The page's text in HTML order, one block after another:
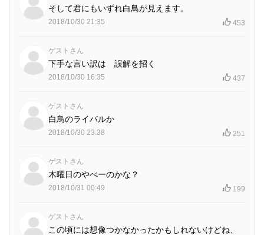
そして君にもいずれ白鳥が見えます。
2018/10/30 21:35 453
ゲストさん
下手な言い訳は 誤解を招く
2018/10/30 16:35 437
ゲストさん
白鳥のライバルか
2018/10/30 23:38 251
ゲストさん
木曜日のやべーのかな？
2018/10/31 00:49 199
ゲストさん
この頃には想像つかなかったかもしれないけどね、